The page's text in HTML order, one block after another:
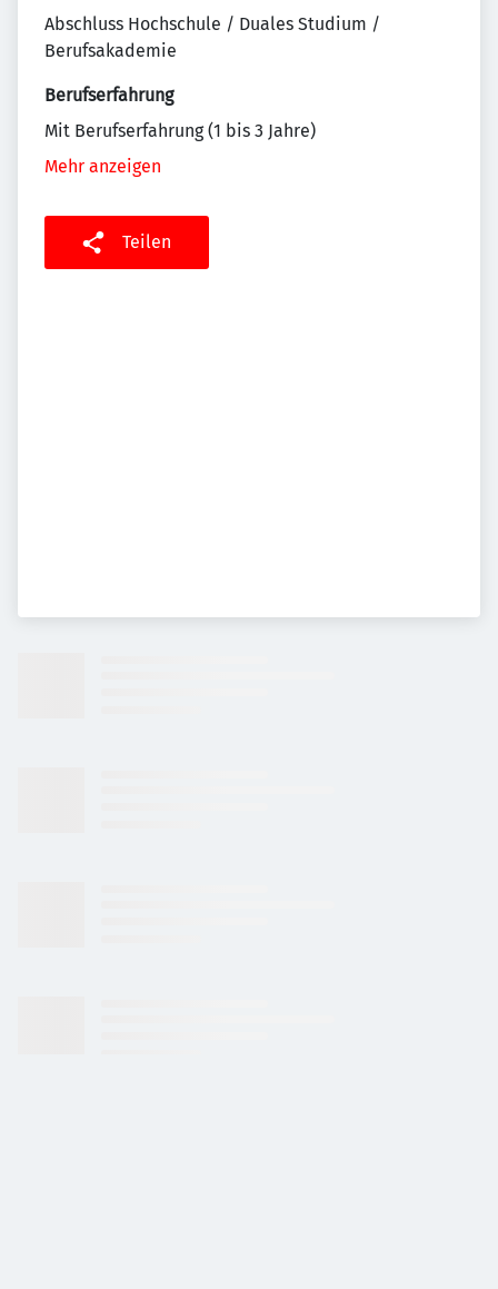
Abschluss Hochschule / Duales Studium /
Berufsakademie
Berufserfahrung
Mit Berufserfahrung (1 bis 3 Jahre)
Mehr anzeigen
Teilen